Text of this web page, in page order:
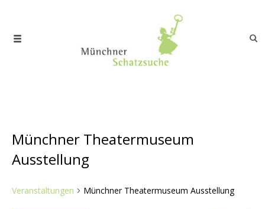
Münchner Theatermuseum
Ausstellung
Veranstaltungen Münchner Theatermuseum Ausstellung